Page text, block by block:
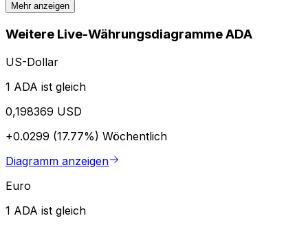
Mehr anzeigen
Weitere Live-Währungsdiagramme ADA
US-Dollar
1 ADA ist gleich
0,198369 USD
+0.0299 (17.77%) Wöchentlich
Diagramm anzeigen
Euro
1 ADA ist gleich